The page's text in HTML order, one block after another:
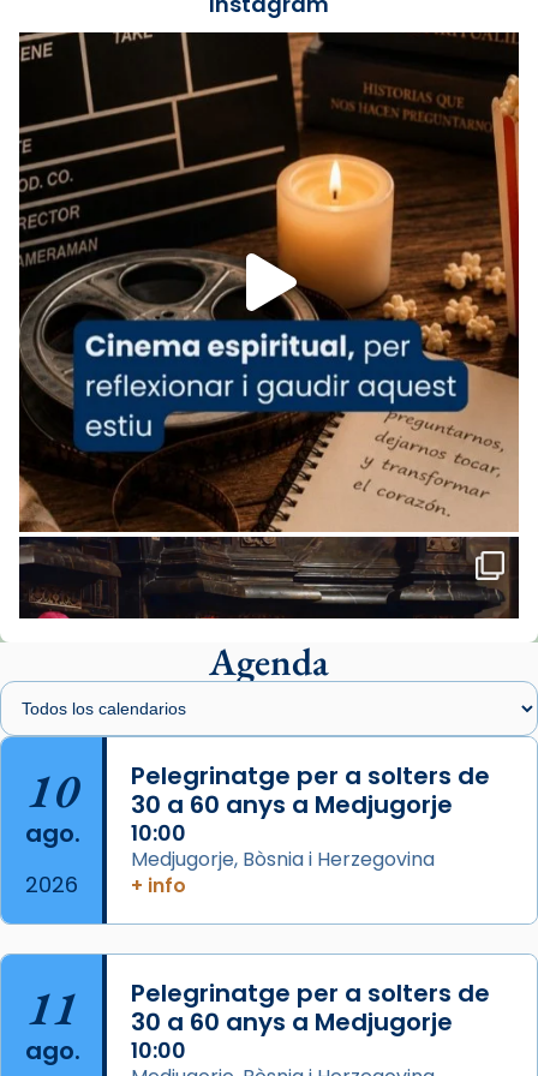
Recupera l'entrevista comp
Vatican
tican News 👇
www.vaticannews.va/es/iglesia/news/2026-
07/carmina-historia-depresion-papa-viaje-
espana-testimoni...
Foto
View on Facebook · Share
Arquebisbat de Barcelona
2 weeks ago
«Avui les santes Juliana i Semproniana ens
ajuden a alçar la mirada»
Mons. Sergi Gordo, bisbe de Tortosa, ha
presidit aquest 27 de juliol la missa de Les
Santes de Mataró.
🔗 tinyurl.com/cvu5jmbk
📸 J. Merino
de Barcelona.
2 weeks ago
Aquest dilluns, 27 de juliol, ha tingut lloc la
missa d’acció de gràcies en agraïment al
comitè organitzador de la visita apostòlica
del Sant Pare Lleó XIV a Barcelona, i als
col·laboradors, a la Catedral de Barcelona.
L’arquebisbe de Barcelona, el cardenal Joan
Josep Omella, ha presidit la missa i l’ha
concelebrat el bisbe auxiliar de Barcelona,
Agenda
10
ago.
2026
Pelegrinatge per a solters de
30 a 60 anys a Medjugorje
10:00
Medjugorje, Bòsnia i Herzegovina
+ info
11
ago.
Pelegrinatge per a solters de
30 a 60 anys a Medjugorje
10:00